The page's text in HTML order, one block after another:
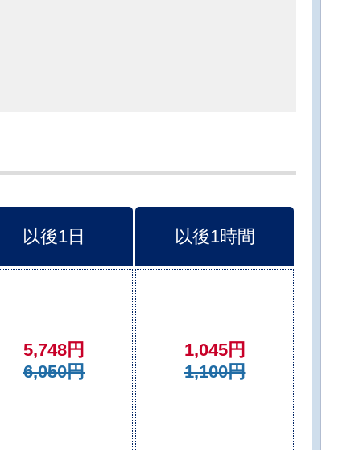
以後1日 以後1時間
5,748円
6,050円
1,045円
1,100円